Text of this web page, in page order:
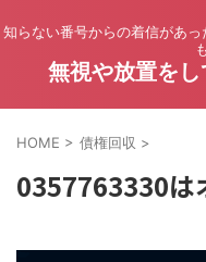
知らない番号からの着信があ
無視や放置を
HOME > 債権回収 >
0357763330は